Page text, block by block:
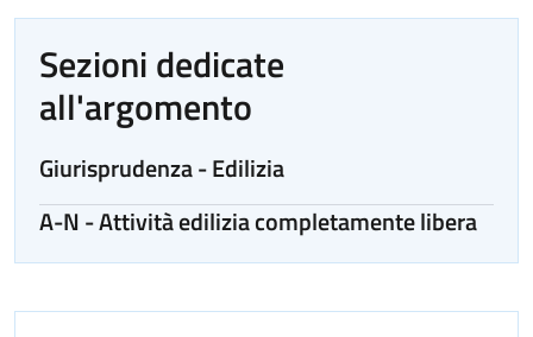
Sezioni dedicate
all'argomento
Giurisprudenza - Edilizia
A-N - Attività edilizia completamente libera